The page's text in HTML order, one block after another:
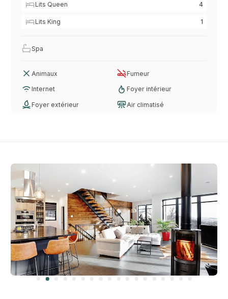
Lits Queen 4
Lits King 1
Spa
Animaux Fumeur
Internet Foyer intérieur
Foyer extérieur Air climatisé